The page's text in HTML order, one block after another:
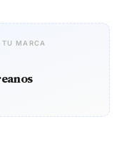
MARCA